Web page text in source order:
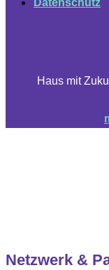
Datenschutz
Haus mit
Netzwerk &